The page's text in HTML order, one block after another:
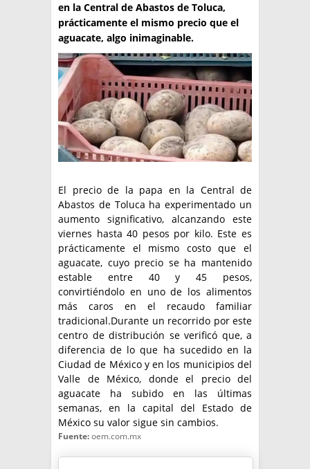
PRODUCCION
CLASIFICADOS
INTERES GENERAL
LA PAPA
RESOLUCIONES Y NORMATIVAS
ENLACES
ARGENPAPA
PUBLICIDAD
QUIENES SOMOS
CONTACTO
BUSCAR NOTICIAS
BUSCAR
en la Central de Abastos de Toluca,
prácticamente el mismo precio que el
aguacate, algo inimaginable.
El precio de la papa en la Central de
Abastos de Toluca ha experimentado un
aumento significativo, alcanzando este
viernes hasta 40 pesos por kilo. Este es
prácticamente el mismo costo que el
aguacate, cuyo precio se ha mantenido
estable entre 40 y 45 pesos,
convirtiéndolo en uno de los alimentos
más caros en el recaudo familiar
tradicional.Durante un recorrido por este
centro de distribución se verificó que, a
diferencia de lo que ha sucedido en la
Ciudad de México y en los municipios del
Valle de México, donde el precio del
aguacate ha subido en las últimas
semanas, en la capital del Estado de
México su valor sigue sin cambios.
Fuente:oem.com.mx